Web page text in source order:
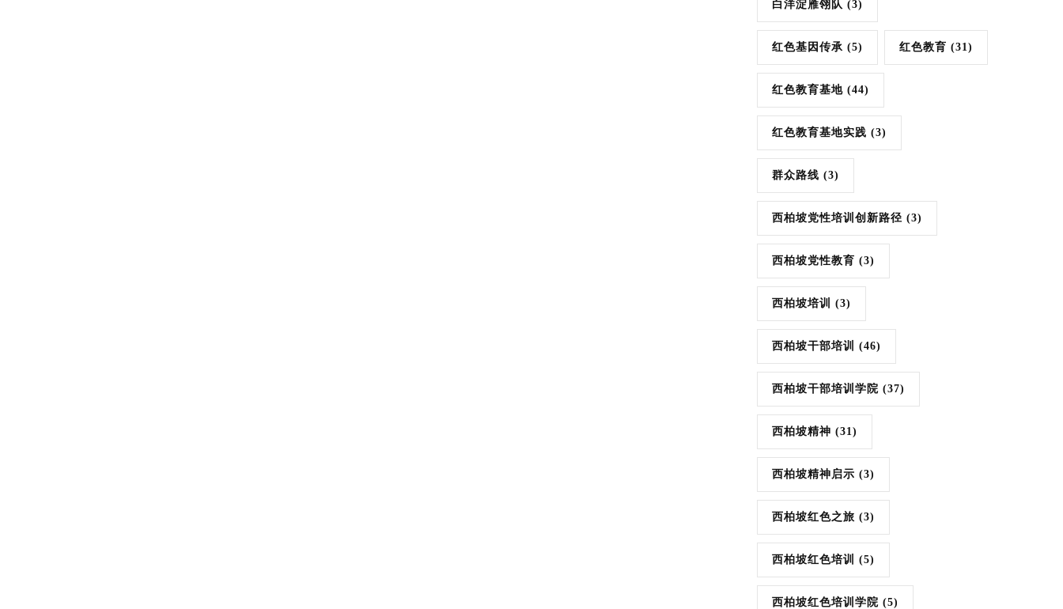
白洋淀雁翎队 (3)
红色基因传承 (5) 红色教育 (31)
红色教育基地 (44)
红色教育基地实践 (3)
群众路线 (3)
西柏坡党性培训创新路径 (3)
西柏坡党性教育 (3)
西柏坡培训 (3)
西柏坡干部培训 (46)
西柏坡干部培训学院 (37)
西柏坡精神 (31)
西柏坡精神启示 (3)
西柏坡红色之旅 (3)
西柏坡红色培训 (5)
西柏坡红色培训学院 (5)